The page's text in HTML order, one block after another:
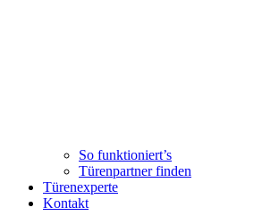
So funktioniert’s
Türenpartner finden
Türenexperte
Kontakt